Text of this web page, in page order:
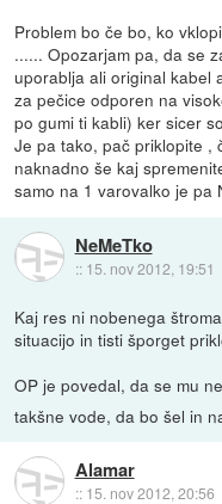
Problem bo če bo, ko
...... Opozarjam pa, da se
uporablja ali original kabel
za pečice odporen na
po gumi ti kabli) ker sicer
Je pa tako, pač priklopite ,
naknadno še kaj
samo na 1 varovalko je pa
NeMeTko
:: 15. nov 2012, 19:51
Kaj res ni nobenega
situacijo in tisti šporget
OP je povedal, da se mu
takšne vode, da bo šel in
Alamar
:: 15. nov 2012, 20:56